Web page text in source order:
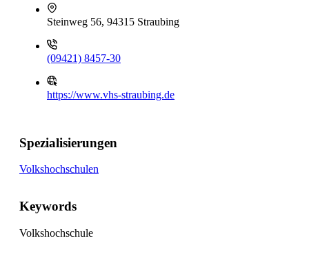
Steinweg 56, 94315 Straubing
(09421) 8457-30
https://www.vhs-straubing.de
Spezialisierungen
Volkshochschulen
Keywords
Volkshochschule